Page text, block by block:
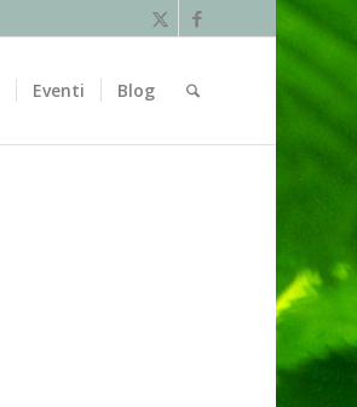
Eventi Blog